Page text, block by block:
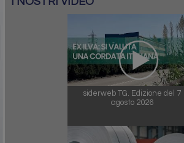
siderweb TG. Edizione del 7
agosto 2026